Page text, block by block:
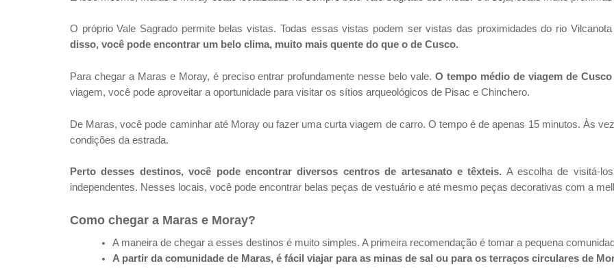
O próprio Vale Sagrado permite belas vistas. Todas essas vistas podem ser vistas das proximidades do rio
disso, você pode encontrar um belo clima, muito mais quente do que o de Cusco.
Para chegar a Maras e Moray, é preciso entrar profundamente nesse belo vale.O tempo médio de viagem de
viagem, você pode aproveitar a oportunidade para visitar os sítios arqueológicos de Pisac e Chinchero.
De Maras, você pode caminhar até Moray ou fazer uma curta viagem de carro. O tempo é de apenas 15 minutos. Às
condições da estrada.
Perto desses destinos, você pode encontrar diversos centros de artesanato e têxteis. A escolha de visitá-
independentes. Nesses locais, você pode encontrar belas peças de vestuário e até mesmo peças decorativas com a
Como chegar a Maras e Moray?
A maneira de chegar a esses destinos é muito simples. A primeira recomendação é tomar a pequena
A partir da comunidade de Maras, é fácil viajar para as minas de sal ou para os terraços circulares de